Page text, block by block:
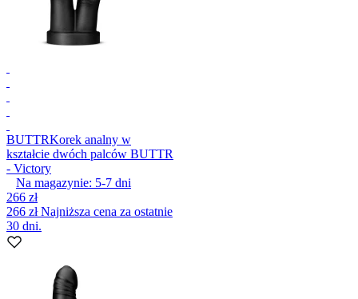
BUTTRKorek analny w
kształcie dwóch palców BUTTR
- Victory
Na magazynie: 5-7 dni
266 zł
266 złNajniższa cena za ostatnie
30 dni.